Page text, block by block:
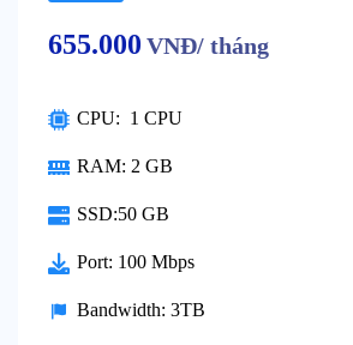
655.000 VNĐ/ tháng
CPU: 1 CPU
RAM: 2 GB
SSD:50 GB
Port: 100 Mbps
Bandwidth: 3TB